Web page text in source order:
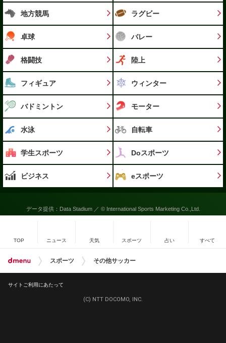
地方競馬 ラグビー
卓球 バレー
格闘技 陸上
フィギュア ウィンター
バドミントン モーター
水泳 自転車
学生スポーツ Doスポーツ
ビジネス eスポーツ
データ提供：Data Stadium ／ © International Sports Marketing Co.,Ltd.
TOP ニュース 天気 スポーツ 占い すべて
スポーツ その他サッカー
サイトご利用にあたって
(C) NTT DOCOMO, INC.